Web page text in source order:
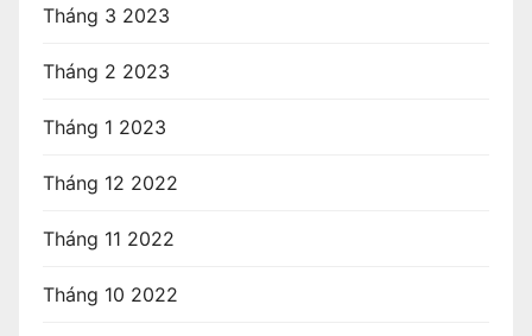
Tháng 3 2023
Tháng 2 2023
Tháng 1 2023
Tháng 12 2022
Tháng 11 2022
Tháng 10 2022